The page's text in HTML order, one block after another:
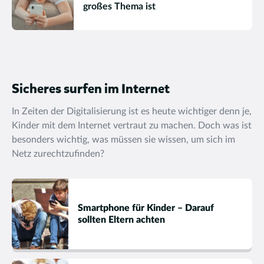
großes Thema ist
Sicheres surfen im Internet
In Zeiten der Digitalisierung ist es heute wichtiger denn je,
Kinder mit dem Internet vertraut zu machen. Doch was ist
besonders wichtig, was müssen sie wissen, um sich im
Netz zurechtzufinden?
Smartphone für Kinder – Darauf
sollten Eltern achten